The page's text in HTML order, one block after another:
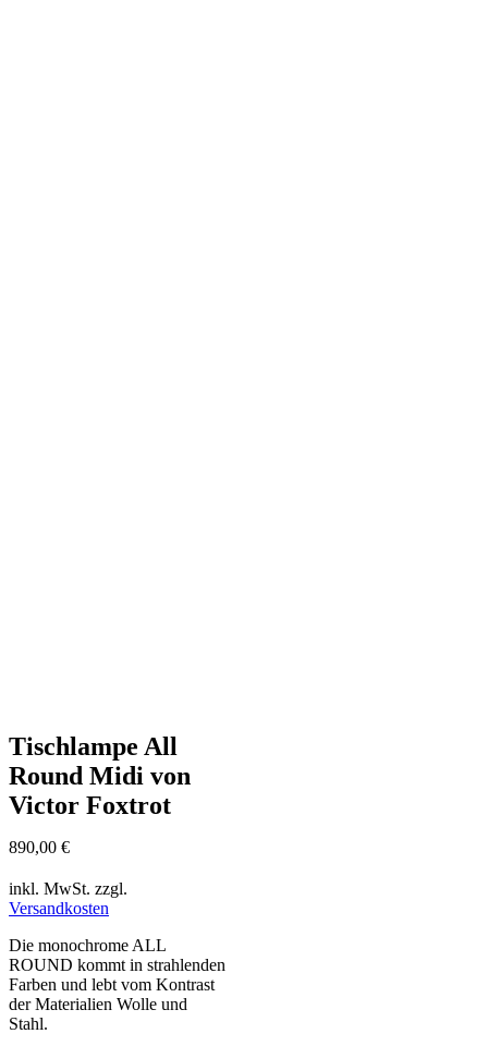
Tischlampe All
Round Midi von
Victor Foxtrot
890,00 €
inkl. MwSt. zzgl.
Versandkosten
Die monochrome ALL
ROUND kommt in strahlenden
Farben und lebt vom Kontrast
der Materialien Wolle und
Stahl.